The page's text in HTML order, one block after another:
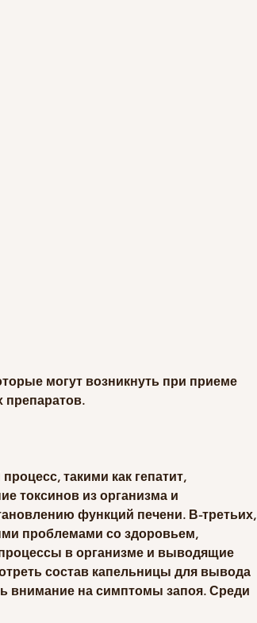
могут возникнуть при приеме
препаратов.
такими как гепатит,
токсинов из организма и
функций печени. В-третьих,
проблемами со здоровьем,
в организме и выводящие
состав капельницы для вывода
внимание на симптомы запоя. Среди